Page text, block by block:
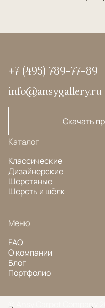
+7 (495) 789-77-89
info@ansygallery.ru
Скачать
Каталог
Классические
Дизайнерские
Шерстяные
Шерсть и шёлк
Меню
FAQ
О компании
Блог
Портфолио
© Ansy Carpet Company